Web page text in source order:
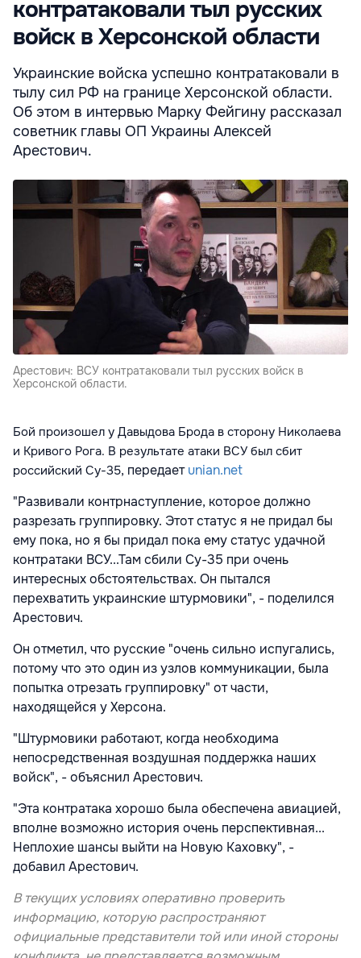
контратаковали тыл русских
войск в Херсонской области
Украинские войска успешно контратаковали в
тылу сил РФ на границе Херсонской области.
Об этом в интервью Марку Фейгину рассказал
советник главы ОП Украины Алексей
Арестович.
Арестович: ВСУ контратаковали тыл русских войск в
Херсонской области.
Бой произошел у Давыдова Брода в сторону Николаева
и Кривого Рога. В результате атаки ВСУ был сбит
российский Су-35, передаетunian.net
"Развивали контрнаступление, которое должно
разрезать группировку. Этот статус я не придал бы
ему пока, но я бы придал пока ему статус удачной
контратаки ВСУ...Там сбили Су-35 при очень
интересных обстоятельствах. Он пытался
перехватить украинские штурмовики", - поделился
Арестович.
Он отметил, что русские "очень сильно испугались,
потому что это один из узлов коммуникации, была
попытка отрезать группировку" от части,
находящейся у Херсона.
"Штурмовики работают, когда необходима
непосредственная воздушная поддержка наших
войск", - объяснил Арестович.
"Эта контратака хорошо была обеспечена авиацией,
вполне возможно история очень перспективная...
Неплохие шансы выйти на Новую Каховку", -
добавил Арестович.
В текущих условиях оперативно проверить
информацию, которую распространяют
официальные представители той или иной стороны